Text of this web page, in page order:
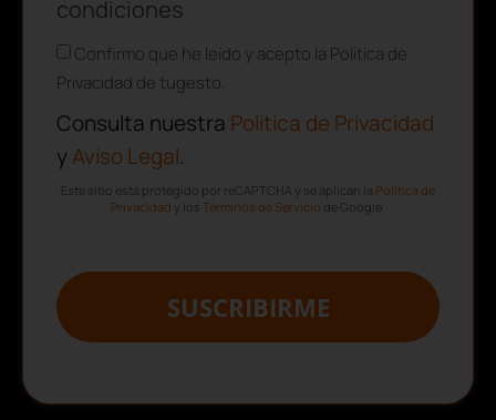
condiciones
Confirmo que he leído y acepto la Política de
Privacidad de tugesto.
Consulta nuestra Política de Privacidad
y Aviso Legal.
Este sitio está protegido por reCAPTCHA y se aplican la Política de
Privacidad y los Términos de Servicio de Google.
SUSCRIBIRME